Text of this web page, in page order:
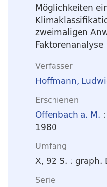
Möglichkeiten
zweimaligen
Faktorenanalyse
Verfasser
Hoffmann,
Erschienen
Offenbach a. M. :
1980
Umfang
X, 92 S. : graph.
Serie